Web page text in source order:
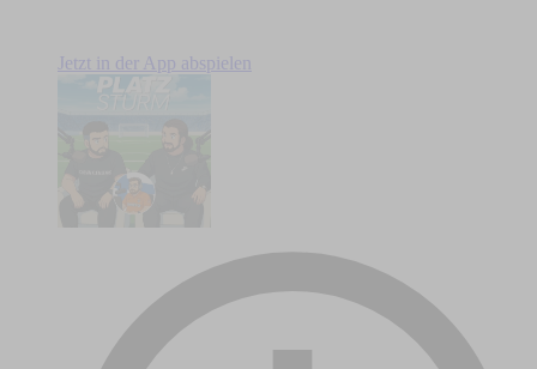
Jetzt in der App abspielen